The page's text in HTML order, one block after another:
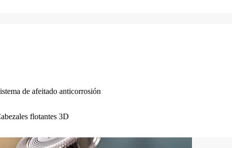
de afeitado anticorrosión
flotantes 3D